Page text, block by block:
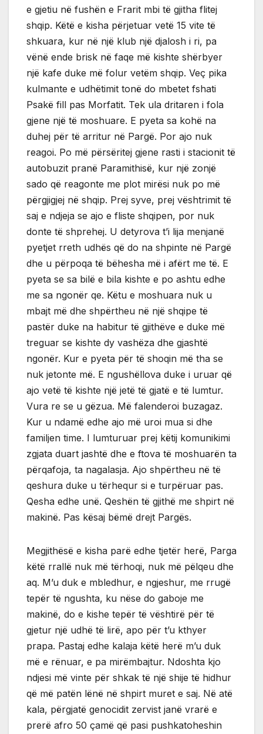
e gjetiu në fushën e Frarit mbi të gjitha flitej
shqip. Këtë e kisha përjetuar vetë 15 vite të
shkuara, kur në një klub një djalosh i ri, pa
vënë ende brisk në faqe më kishte shërbyer
një kafe duke më folur vetëm shqip. Veç pika
kulmante e udhëtimit tonë do mbetet fshati
Psakë fill pas Morfatit. Tek ula dritaren i fola
gjene një të moshuare. E pyeta sa kohë na
duhej për të arritur në Pargë. Por ajo nuk
reagoi. Po më përsëritej gjene rasti i stacionit të
autobuzit pranë Paramithisë, kur një zonjë
sado që reagonte me plot mirësi nuk po më
përgjigjej në shqip. Prej syve, prej vështrimit të
saj e ndjeja se ajo e fliste shqipen, por nuk
donte të shprehej. U detyrova t’i lija menjanë
pyetjet rreth udhës që do na shpinte në Pargë
dhe u përpoqa të bëhesha më i afërt me të. E
pyeta se sa bilë e bila kishte e po ashtu edhe
me sa ngonër qe. Këtu e moshuara nuk u
mbajt më dhe shpërtheu në një shqipe të
pastër duke na habitur të gjithëve e duke më
treguar se kishte dy vashëza dhe gjashtë
ngonër. Kur e pyeta për të shoqin më tha se
nuk jetonte më. E ngushëllova duke i uruar që
ajo vetë të kishte një jetë të gjatë e të lumtur.
Vura re se u gëzua. Më falenderoi buzagaz.
Kur u ndamë edhe ajo më uroi mua si dhe
familjen time. I lumturuar prej këtij komunikimi
zgjata duart jashtë dhe e ftova të moshuarën ta
përqafoja, ta nagalasja. Ajo shpërtheu në të
qeshura duke u tërhequr si e turpëruar pas.
Qesha edhe unë. Qeshën të gjithë me shpirt në
makinë. Pas kësaj bëmë drejt Pargës.
Megjithësë e kisha parë edhe tjetër herë, Parga
këtë rrallë nuk më tërhoqi, nuk më pëlqeu dhe
aq. M’u duk e mbledhur, e ngjeshur, me rrugë
tepër të ngushta, ku nëse do gaboje me
makinë, do e kishe tepër të vështirë për të
gjetur një udhë të lirë, apo për t’u kthyer
prapa. Pastaj edhe kalaja këtë herë m’u duk
më e rënuar, e pa mirëmbajtur. Ndoshta kjo
ndjesi më vinte për shkak të një shije të hidhur
që më patën lënë në shpirt muret e saj. Në atë
kala, përgjatë genocidit zervist janë vrarë e
prerë afro 50 çamë që pasi pushkatoheshin